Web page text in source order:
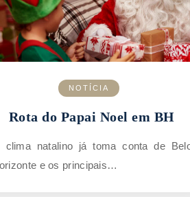
NOTÍCIA
Rota do Papai Noel em BH
e os principais…